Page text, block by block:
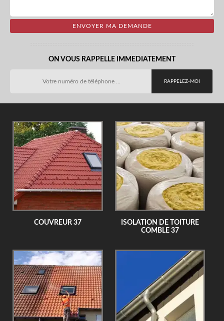
ON VOUS RAPPELLE IMMEDIATEMENT
COUVREUR 37
ISOLATION DE TOITURE
COMBLE 37